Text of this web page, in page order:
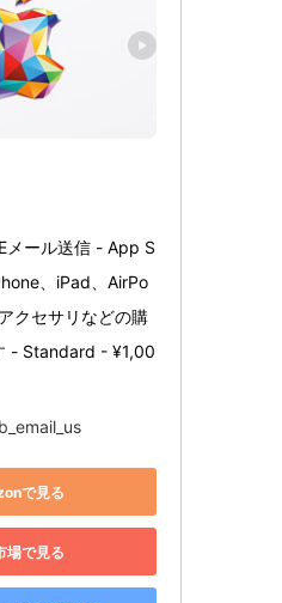
ール送信 - App S
、iPad、AirPo
クセサリなどの購
- Standard - ¥1,00
で見る
場で見る